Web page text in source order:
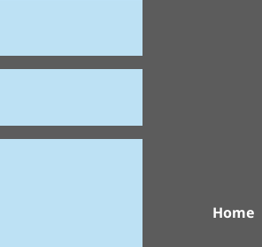
Home